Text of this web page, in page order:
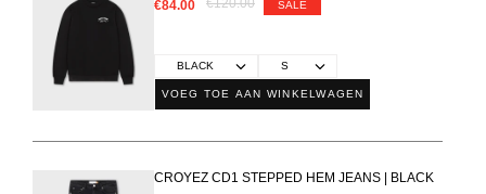
€84.00
SALE
VOEG TOE AAN WINKELWAGEN
CROYEZ CD1 STEPPED HEM JEANS | BLACK